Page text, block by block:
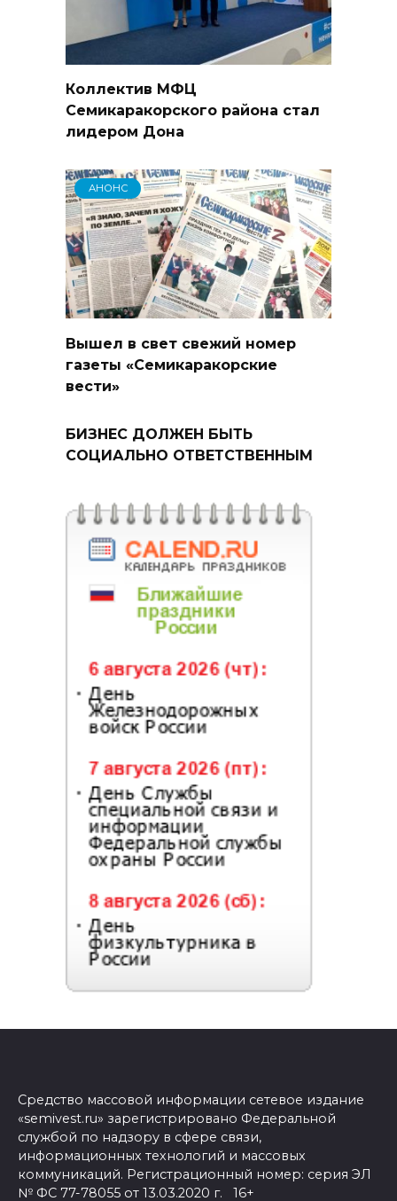
Коллектив МФЦ
Семикаракорского района стал
лидером Дона
АНОНС
Вышел в свет свежий номер
газеты «Семикаракорские
вести»
БИЗНЕС ДОЛЖЕН БЫТЬ
СОЦИАЛЬНО ОТВЕТСТВЕННЫМ
Средство массовой информации сетевое издание
«semivest.ru» зарегистрировано Федеральной
службой по надзору в сфере связи,
информационных технологий и массовых
коммуникаций. Регистрационный номер: серия ЭЛ
№ ФС 77-78055 от 13.03.2020 г. 16+